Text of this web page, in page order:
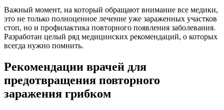
Важный момент, на который обращают внимание все медики,
это не только полноценное лечение уже зараженных участков
стоп, но и профилактика повторного появления заболевания.
Разработан целый ряд медицинских рекомендаций, о которых
всегда нужно помнить.
Рекомендации врачей для
предотвращения повторного
заражения грибком